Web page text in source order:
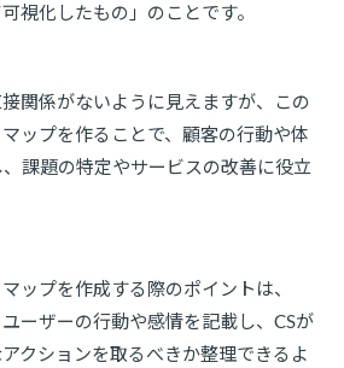
視化したもの」のことです。
関係がないように見えますが、この
ップを作ることで、顧客の行動や体
課題の特定やサービスの改善に役立
ップを作成する際のポイントは、
ーザーの行動や感情を記載し、CSが
クションを取るべきか整理できるよ